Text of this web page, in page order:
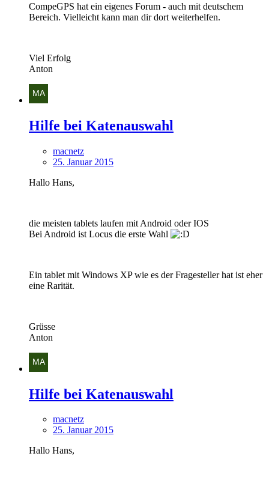
CompeGPS hat ein eigenes Forum - auch mit deutschem
Bereich. Vielleicht kann man dir dort weiterhelfen.
Viel Erfolg
Anton
Hilfe bei Katenauswahl
macnetz
25. Januar 2015
Hallo Hans,
die meisten tablets laufen mit Android oder IOS
Bei Android ist Locus die erste Wahl
Ein tablet mit Windows XP wie es der Fragesteller hat ist eher
eine Rarität.
Grüsse
Anton
Hilfe bei Katenauswahl
macnetz
25. Januar 2015
Hallo Hans,